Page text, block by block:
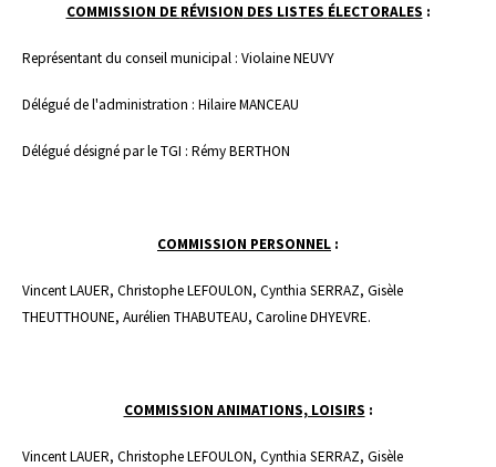
COMMISSION DE RÉVISION DES LISTES ÉLECTORALES :
Représentant du conseil municipal : Violaine NEUVY
Délégué de l'administration : Hilaire MANCEAU
Délégué désigné par le TGI : Rémy BERTHON
COMMISSION PERSONNEL :
Vincent LAUER, Christophe LEFOULON, Cynthia SERRAZ, Gisèle
THEUTTHOUNE, Aurélien THABUTEAU, Caroline DHYEVRE.
COMMISSION ANIMATIONS, LOISIRS :
Vincent LAUER, Christophe LEFOULON, Cynthia SERRAZ, Gisèle